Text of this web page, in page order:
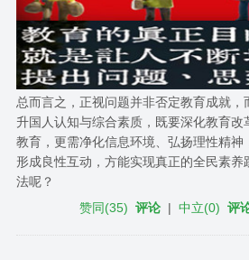
总而言之，正视问题并非否定教育成就，
升国人认知与综合素质，既要深化教育改
教育，更需净化信息环境、弘扬理性精神
形成良性互动，方能实现真正的全民素
法呢？
赞同(35) 评论 |中立(0) 评